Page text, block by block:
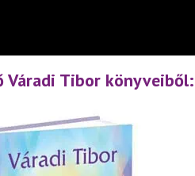
Váradi Tibor könyveiből: